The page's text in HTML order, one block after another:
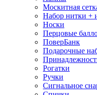
Москитная
Набор нитки +
Носки
Перцовые
ПоверБанк
Подарочные
Рогатки
Ручки
Сигнальное